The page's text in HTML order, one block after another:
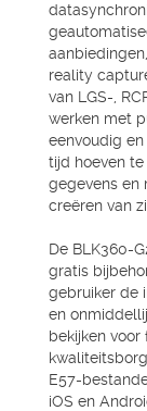
reality
van LGS-,
werken met
eenvoudig
tijd hoeven
gegevens en
creëren van
De BLK360-
gratis
gebruiker de
en
bekijken
E57-
iOS en